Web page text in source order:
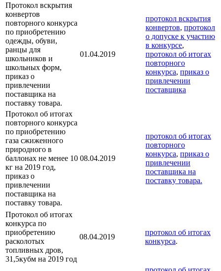
Протокол вскрытия
конвертов
повторного конкурса
по приобретению
одежды, обуви,
ранцы для
школьников и
школьных форм,
приказ о
привлечении
поставщика на
поставку товара.
01.04.2019
протокол вскрытия
конвертов, протокол
о допуске к участию
в конкурсе,
протокол об итогах
повторного
конкурса, приказ о
привлечении
поставщика
Протокол об итогах
повторного конкурса
по приобретению
газа сжиженного
природного в
баллонах не менее 10
кг на 2019 год,
приказ о
привлечении
поставщика на
поставку товара.
08.04.2019
протокол об итогах
повторного
конкурса, приказ о
привлечении
поставщика на
поставку товара.
Протокол об итогах
конкурса по
приобретению
расколотых
топливных дров,
31,5кубм на 2019 год
08.04.2019
протокол об итогах
конкурса.